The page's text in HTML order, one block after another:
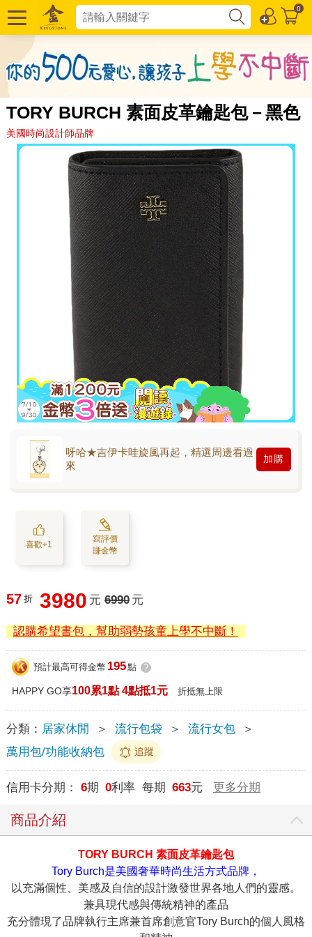
0
TORY BURCH 素面皮革鑰匙包－黑色
美國時尚設計師品牌
呀哈★吉伊卡哇旋風再起，精選周邊看過
來
加購
喜歡+1
寫評價
賺金幣
57 折 3980 元 6990 元
認購希望書包，幫助弱勢孩童上學不中斷！
預計最高可得金幣 195點 ?
HAPPY GO享100累1點 4點抵1元 折抵無上限
分類： 居家休閒 ＞ 流行包袋 ＞ 流行女包
＞
萬用包/功能收納包
追蹤
信用卡分期： 6期 0利率 每期 663元 更多分期
商品介紹
TORY BURCH 素面皮革鑰匙包
Tory Burch是美國奢華時尚生活方式品牌，
以充滿個性、美感及自信的設計激發世界各地人們的靈感。
兼具現代感與傳統精神的產品
充分體現了品牌執行主席兼首席創意官Tory Burch的個人風格